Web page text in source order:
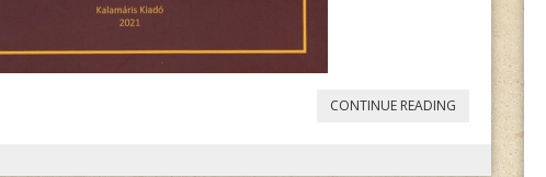
CONTINUE READING
KLOTZ
MÁRIA: